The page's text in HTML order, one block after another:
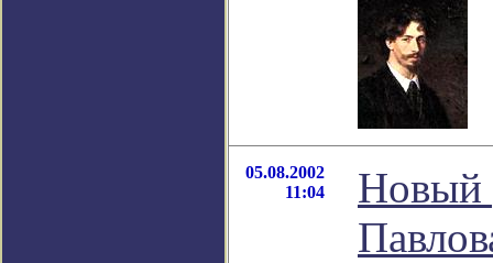
05.08.2002
11:04
Новый